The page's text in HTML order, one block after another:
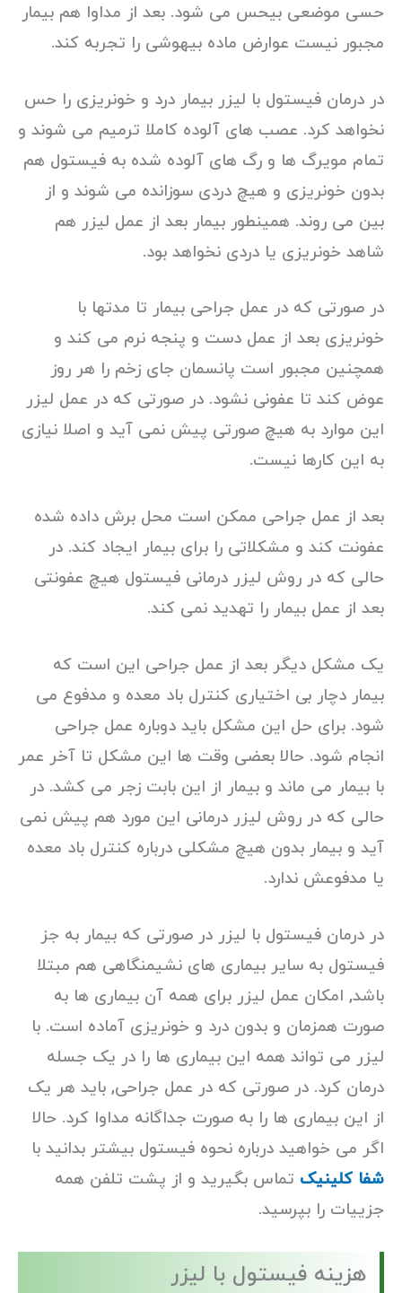
حسی موضعی بیحس می شود. بعد از مداوا هم بیمار
مجبور نیست عوارض ماده بیهوشی را تجربه کند.
در درمان فیستول با لیزر بیمار درد و خونریزی را حس
نخواهد کرد. عصب های آلوده کاملا ترمیم می شوند و
تمام مویرگ ها و رگ های آلوده شده به فیستول هم
بدون خونریزی و هیچ دردی سوزانده می شوند و از
بین می روند. همینطور بیمار بعد از عمل لیزر هم
شاهد خونریزی یا دردی نخواهد بود.
در صورتی که در عمل جراحی بیمار تا مدتها با
خونریزی بعد از عمل دست و پنجه نرم می کند و
همچنین مجبور است پانسمان جای زخم را هر روز
عوض کند تا عفونی نشود. در صورتی که در عمل لیزر
این موارد به هیچ صورتی پیش نمی آید و اصلا نیازی
به این کارها نیست.
بعد از عمل جراحی ممکن است محل برش داده شده
عفونت کند و مشکلاتی را برای بیمار ایجاد کند. در
حالی که در روش لیزر درمانی فیستول هیچ عفونتی
بعد از عمل بیمار را تهدید نمی کند.
یک مشکل دیگر بعد از عمل جراحی این است که
بیمار دچار بی اختیاری کنترل باد معده و مدفوع می
شود. برای حل این مشکل باید دوباره عمل جراحی
انجام شود. حالا بعضی وقت ها این مشکل تا آخر عمر
با بیمار می ماند و بیمار از این بابت زجر می کشد. در
حالی که در روش لیزر درمانی این مورد هم پیش نمی
آید و بیمار بدون هیچ مشکلی درباره کنترل باد معده
یا مدفوعش ندارد.
در درمان فیستول با لیزر در صورتی که بیمار به جز
فیستول به سایر بیماری های نشیمنگاهی هم مبتلا
باشد, امکان عمل لیزر برای همه آن بیماری ها به
صورت همزمان و بدون درد و خونریزی آماده است. با
لیزر می تواند همه این بیماری ها را در یک جسله
درمان کرد. در صورتی که در عمل جراحی, باید هر یک
از این بیماری ها را به صورت جداگانه مداوا کرد. حالا
اگر می خواهید درباره نحوه فیستول بیشتر بدانید با
شفا کلینیک تماس بگیرید و از پشت تلفن همه
جزییات را بپرسید.
هزینه فیستول با لیزر